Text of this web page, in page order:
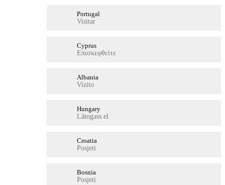
Portugal
Visitar
Cyprus
Επισκεφθείτε
Albania
Vizito
Hungary
Látogass el
Croatia
Posjeti
Bosnia
Posjeti